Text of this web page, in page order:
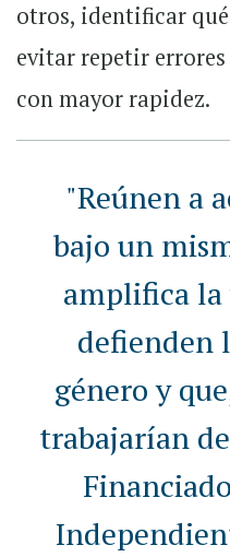
otros, identificar
evitar repetir
con mayor rapidez.
"Reúnen a
bajo un
amplifica la
defienden
género y
trabajarían